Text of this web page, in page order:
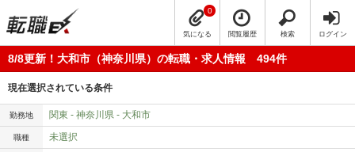
気になる
0
閲覧履歴 検索 ログイン
8/8更新！大和市（神奈川県）の転職・求人情報 494件
現在選択されている条件
勤務地 関東 - 神奈川県 - 大和市
職種 未選択